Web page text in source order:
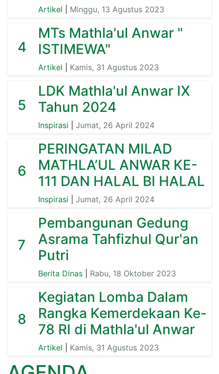
Artikel Minggu, 13 Agustus 2023
4
MTs Mathla'ul Anwar "
ISTIMEWA"
Artikel Kamis, 31 Agustus 2023
5
LDK Mathla'ul Anwar IX
Tahun 2024
Inspirasi Jumat, 26 April 2024
6
PERINGATAN MILAD
MATHLA’UL ANWAR KE-
111 DAN HALAL BI HALAL
Inspirasi Jumat, 26 April 2024
7
Pembangunan Gedung
Asrama Tahfizhul Qur'an
Putri
Berita Dinas Rabu, 18 Oktober 2023
8
Kegiatan Lomba Dalam
Rangka Kemerdekaan Ke-
78 RI di Mathla'ul Anwar
Artikel Kamis, 31 Agustus 2023